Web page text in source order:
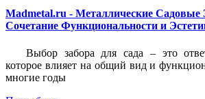
Madmetal.ru - Металлические Садовые
Сочетание Функциональности и
Выбор забора для сада – это
которое влияет на общий вид и
многие годы